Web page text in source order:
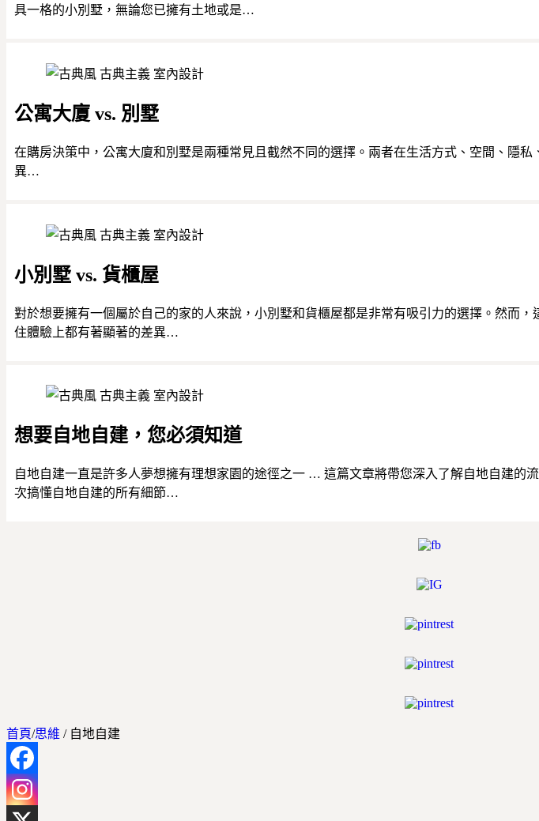
具一格的小別墅，無論您已擁有土地或是…
公寓大廈 vs. 別墅
在購房決策中，公寓大廈和別墅是兩種常見且截然不同的選擇。兩者在生活方式、空間、隱
異…
小別墅 vs. 貨櫃屋
對於想要擁有一個屬於自己的家的人來說，小別墅和貨櫃屋都是非常有吸引力的選擇。然而
住體驗上都有著顯著的差異…
想要自地自建，您必須知道
自地自建一直是許多人夢想擁有理想家園的途徑之一 … 這篇文章將帶您深入了解自地自建的
次搞懂自地自建的所有細節…
首頁/思維 / 自地自建